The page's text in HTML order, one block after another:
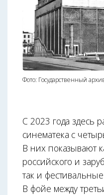
Фото: Государственный
С 2023 года здесь
синематека с
В них показывают
российского и
так и
В фойе между